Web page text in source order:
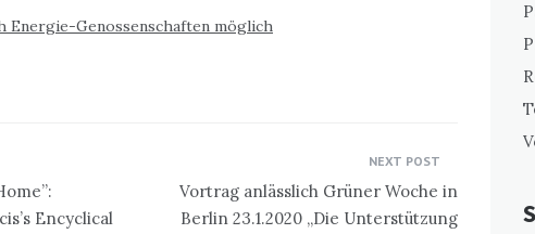
Genossenschaften möglich
Encyclical
NEXT POST
Vortrag anlässlich Grüner Woche in
Berlin 23.1.2020 „Die Unterstützung